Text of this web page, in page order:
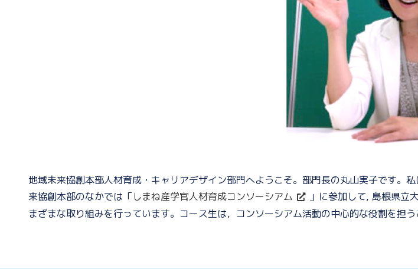
地域未来協創本部人材育成・キャリアデザイン部門へようこそ。部門長の丸山実子です。
来協創本部のなかでは「しまね産学官人材育成コンソーシアム
」に参加して, 島根県立
まざまな取り組みを行っています。コース生は，コンソーシアム活動の中心的な役割を担